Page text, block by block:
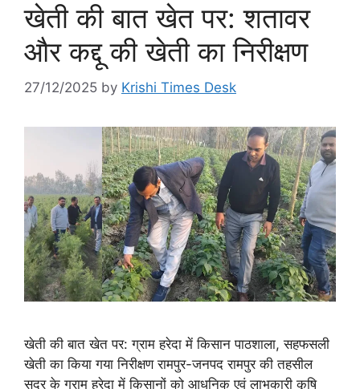
खेती की बात खेत पर: शतावर
और कद्दू की खेती का निरीक्षण
27/12/2025 by Krishi Times Desk
खेती की बात खेत पर: ग्राम हरेदा में किसान पाठशाला, सहफसली
खेती का किया गया निरीक्षण रामपुर-जनपद रामपुर की तहसील
सदर के ग्राम हरेदा में किसानों को आधुनिक एवं लाभकारी कृषि